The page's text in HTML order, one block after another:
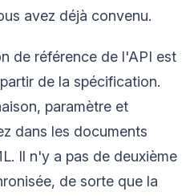
avez déjà convenu.
de référence de l'API est
de la spécification.
paramètre et
dans les documents
Il n'y a pas de deuxième
de sorte que la